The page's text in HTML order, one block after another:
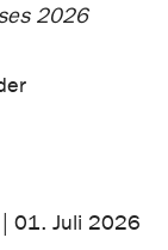
2026
01. Juli 2026